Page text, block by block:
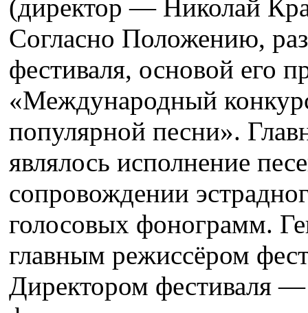
(директор — Николай
Согласно Положению,
фестиваля, основой его
«Международный
популярной песни».
являлось исполнение
сопровождении
голосовых фонограмм.
главным режиссёром
Директором фестиваля